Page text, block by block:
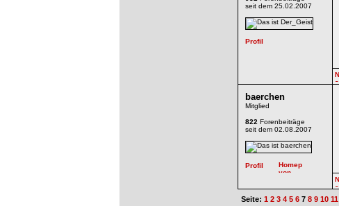
seit dem 25.02.2007
baerchen
Mitglied
822 Forenbeiträge
seit dem 02.08.2007
Seite: 1 2 3 4 5 6 7 8 9 10 11